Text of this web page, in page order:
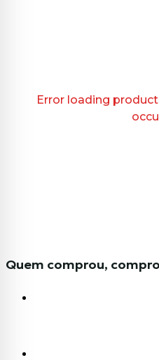
Error loading
Quem comprou,